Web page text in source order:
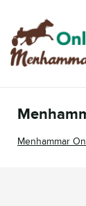
Hoppa
till
navigering
Hoppa
till
innehåll
Menhammar